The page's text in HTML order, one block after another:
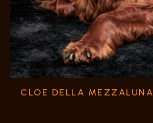
CLOE DELLA MEZZALUNA